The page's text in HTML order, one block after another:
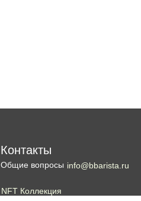
Контакты
Общие вопросы info@bbarista.ru
NFT Коллекция